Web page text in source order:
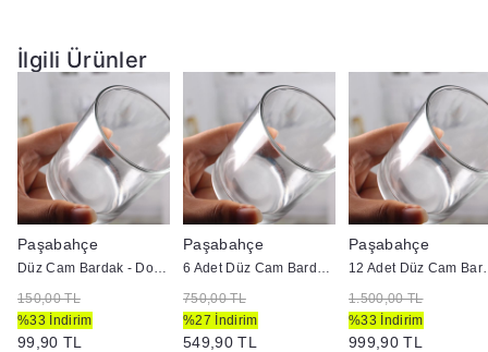
İlgili Ürünler
Paşabahçe
Düz Cam Bardak - Doluma Uygun
150,00 TL
%33 İndirim
99,90 TL
Paşabahçe
6 Adet Düz Cam Bardak - Doluma Uygun
750,00 TL
%27 İndirim
549,90 TL
Paşabahçe
12 Adet
1.500,00 TL
%33 İndirim
999,90 TL